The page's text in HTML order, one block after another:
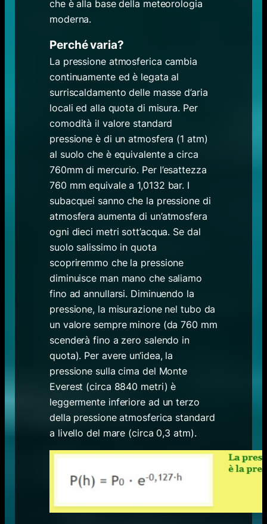
che è alla base della meteorologia
moderna.
Perché varia?
La pressione atmosferica cambia
continuamente ed è legata al
surriscaldamento delle masse d’aria
locali ed alla quota di misura. Per
comodità il valore standard
pressione è di un atmosfera (1 atm)
al suolo che è equivalente a circa
760mm di mercurio. Per l’esattezza
760 mm equivale a 1,0132 bar. I
subacquei sanno che la pressione di
atmosfera aumenta di un’atmosfera
ogni dieci metri sott’acqua. Se dal
suolo salissimo in quota
scopriremmo che la pressione
diminuisce man mano che saliamo
fino ad annullarsi. Diminuendo la
pressione, la misurazione nel tubo da
un valore sempre minore (da 760 mm
scenderà fino a zero salendo in
quota). Per avere un‘idea, la
pressione sulla cima del Monte
Everest (circa 8840 metri) è
leggermente inferiore ad un terzo
della pressione atmosferica standard
a livello del mare (circa 0,3 atm).